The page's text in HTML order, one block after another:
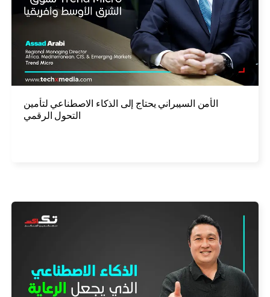
الأمن السيبراني يحتاج إلى الذكاء الاصطناعي لتأمين
التحول الرقمي